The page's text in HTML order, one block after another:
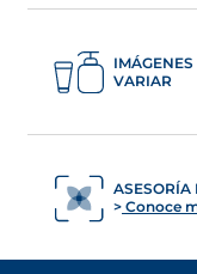
VARIAR
ASESORÍA
Conoce